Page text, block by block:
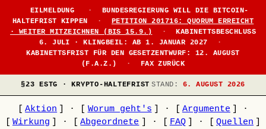
EILMELDUNG ·
BUNDESREGIERUNG WILL DIE BITCOIN-
HALTEFRIST KIPPEN
·
PETITION 201716: QUORUM ERREICHT
· WEITER MITZEICHNEN (BIS 15.9.)
·
KABINETTSBESCHLUSS
6. JULI · KLINGBEIL: AB 1. JANUAR 2027
·
KABINETTSFRIST FÜR DEN GESETZENTWURF: 12. AUGUST
(F.A.Z.)
· FAX ZURÜCK
§23 ESTG · KRYPTO-HALTEFRIST STAND: 6. AUGUST 2026
Aktion · Worum geht's · Argumente
·
Wirkung · Abgeordnete · FAQ · Quellen